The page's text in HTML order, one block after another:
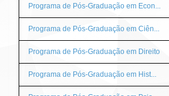
Programa de Pós-Graduação em Econ...
Programa de Pós-Graduação em Ciên...
Programa de Pós-Graduação em Direito
Programa de Pós-Graduação em Hist...